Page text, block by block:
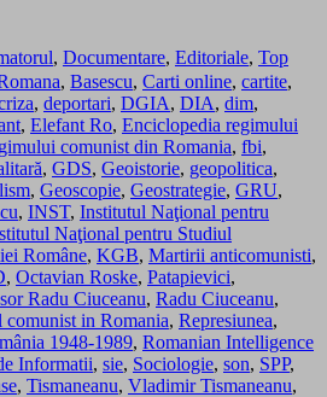
, Documentare, Editoriale, Top
, Basescu, Carti online, cartite,
, deportari, DGIA, DIA, dim,
, Elefant Ro, Enciclopedia regimului
comunist din Romania, fbi,
, GDS, Geoistorie, geopolitica,
, Geoscopie, Geostrategie, GRU,
, INST, Institutul Naţional pentru
Naţional pentru Studiul
Române, KGB, Martirii anticomunisti,
, Octavian Roske, Patapievici,
Radu Ciuceanu, Radu Ciuceanu,
comunist in Romania, Represiunea,
1948-1989, Romanian Intelligence
Informatii, sie, Sociologie, son, SPP,
, Tismaneanu, Vladimir Tismaneanu,